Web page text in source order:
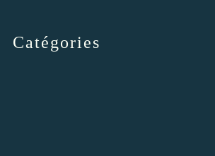
Catégories